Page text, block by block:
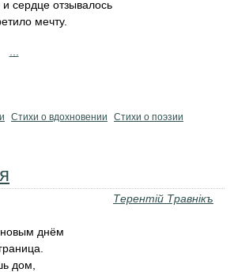
сердце отзывалось
мечту.
Стихи о вдохновении
Стихи о поэзии
Терентiй Травнiкъ
днём
дом,